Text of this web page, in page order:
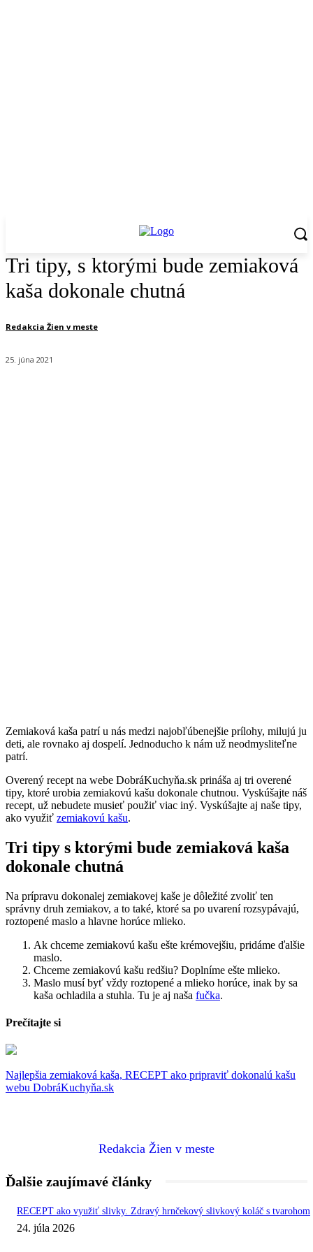
Tri tipy, s ktorými bude zemiaková
kaša dokonale chutná
Redakcia Žien v meste
25. júna 2021
Zemiaková kaša patrí u nás medzi najobľúbenejšie prílohy, milujú ju
deti, ale rovnako aj dospelí. Jednoducho k nám už neodmysliteľne
patrí.
Overený recept na webe DobráKuchyňa.sk prináša aj tri overené
tipy, ktoré urobia zemiakovú kašu dokonale chutnou. Vyskúšajte náš
recept, už nebudete musieť použiť viac iný. Vyskúšajte aj naše tipy,
ako využiť zemiakovú kašu.
Tri tipy s ktorými bude zemiaková kaša
dokonale chutná
Na prípravu dokonalej zemiakovej kaše je dôležité zvoliť ten
správny druh zemiakov, a to také, ktoré sa po uvarení rozsypávajú,
roztopené maslo a hlavne horúce mlieko.
Ak chceme zemiakovú kašu ešte krémovejšiu, pridáme ďalšie
maslo.
Chceme zemiakovú kašu redšiu? Doplníme ešte mlieko.
Maslo musí byť vždy roztopené a mlieko horúce, inak by sa
kaša ochladila a stuhla. Tu je aj naša fučka.
Prečítajte si
Najlepšia zemiaková kaša, RECEPT ako pripraviť dokonalú kašu
webu DobráKuchyňa.sk
Redakcia Žien v meste
Ďalšie zaujímavé články
RECEPT ako využiť slivky. Zdravý hrnčekový slivkový koláč s tvarohom
24. júla 2026